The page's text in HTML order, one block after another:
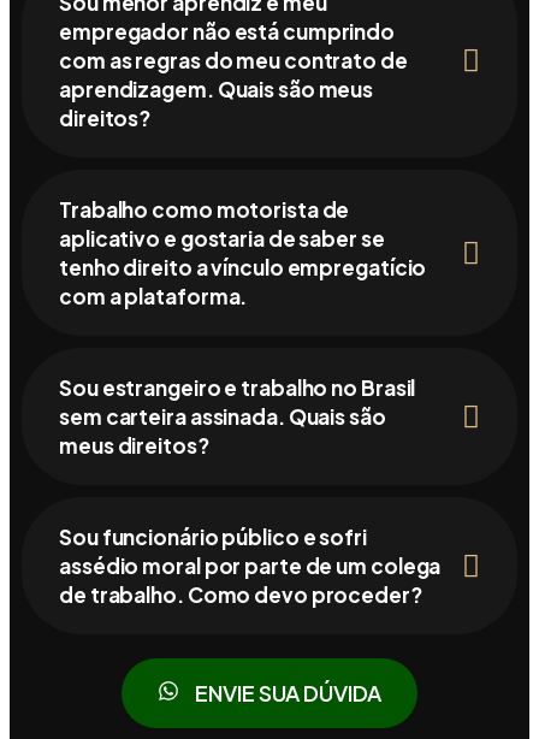
empregador não está cumprindo
com as regras do meu contrato de
aprendizagem. Quais são meus
direitos?
Trabalho como motorista de
aplicativo e gostaria de saber se
tenho direito a vínculo empregatício
com a plataforma.
Sou estrangeiro e trabalho no Brasil
sem carteira assinada. Quais são
meus direitos?
Sou funcionário público e sofri
assédio moral por parte de um colega
de trabalho. Como devo proceder?
ENVIE SUA DÚVIDA